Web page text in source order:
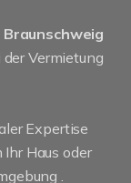
Vermietung
Expertise
Haus oder
.